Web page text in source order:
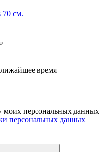
70 см.
время
моих персональных данных
персональных данных